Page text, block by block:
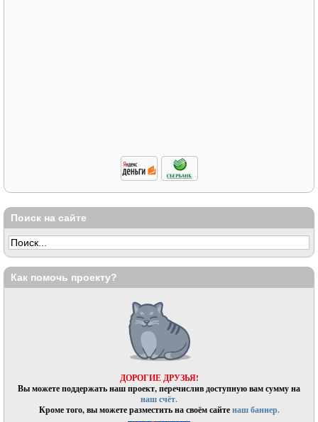
Поиск на сайте
Как помочь проекту?
ДОРОГИЕ ДРУЗЬЯ!
Вы можете поддержать наш проект, перечислив доступную вам сумму на
наш счёт.
Кроме того, вы можете разместить на своём сайтенаш баннер.